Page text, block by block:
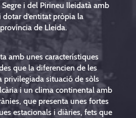
i del Pirineu lleidatà amb
dotar d’entitat pròpia la
de Lleida.
amb unes característiques
que la diferencien de les
privilegiada situació de sòls
i un clima continental amb
que presenta unes fortes
estacionals i diàries, fets que